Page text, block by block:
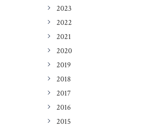
2023
2022
2021
2020
2019
2018
2017
2016
2015